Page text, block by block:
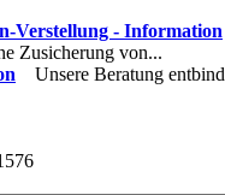
Verstellung - Information
Zusicherung von...
Unsere Beratung